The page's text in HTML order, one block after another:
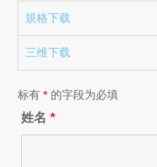
規格下载
三维下载
标有 * 的字段为必填
姓名 *